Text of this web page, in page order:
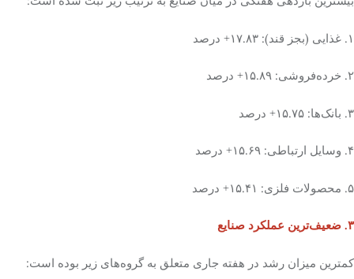
۱. غذایی (بجز قند): ۱۷.۸۳+ درصد
۲. خرده‌فروشی: ۱۵.۸۹+ درصد
۳. بانک‌ها: ۱۵.۷۵+ درصد
۴. وسایل ارتباطی: ۱۵.۶۹+ درصد
۵. محصولات فلزی: ۱۵.۴۱+ درصد
۳. ضعیف‌ترین عملکرد صنایع
کمترین میزان رشد در هفته جاری متعلق به گروه‌های زیر بوده است: